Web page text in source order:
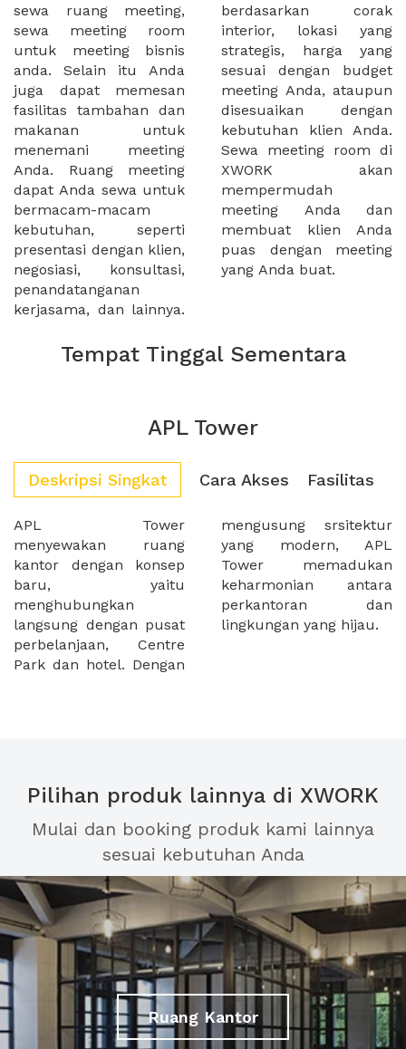
sewa ruang meeting,
sewa meeting room
untuk meeting bisnis
anda. Selain itu Anda
juga dapat memesan
fasilitas tambahan dan
makanan untuk
menemani meeting
Anda. Ruang meeting
dapat Anda sewa untuk
bermacam-macam
kebutuhan, seperti
presentasi dengan klien,
negosiasi, konsultasi,
penandatanganan
kerjasama, dan lainnya.
berdasarkan corak
interior, lokasi yang
strategis, harga yang
sesuai dengan budget
meeting Anda, ataupun
disesuaikan dengan
kebutuhan klien Anda.
Sewa meeting room di
XWORK akan
mempermudah
meeting Anda dan
membuat klien Anda
puas dengan meeting
yang Anda buat.
Tempat Tinggal Sementara
APL Tower
Deskripsi Singkat Cara Akses Fasilitas
APL Tower
menyewakan ruang
kantor dengan konsep
baru, yaitu
menghubungkan
langsung dengan pusat
perbelanjaan, Centre
Park dan hotel. Dengan
mengusung srsitektur
yang modern, APL
Tower memadukan
keharmonian antara
perkantoran dan
lingkungan yang hijau.
Pilihan produk lainnya di XWORK
Mulai dan booking produk kami lainnya
sesuai kebutuhan Anda
Ruang Kantor